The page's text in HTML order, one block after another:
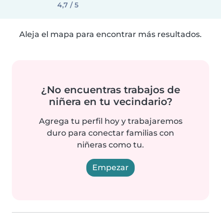
4,7 / 5
Aleja el mapa para encontrar más resultados.
¿No encuentras trabajos de
niñera en tu vecindario?
Agrega tu perfil hoy y trabajaremos
duro para conectar familias con
niñeras como tu.
Empezar